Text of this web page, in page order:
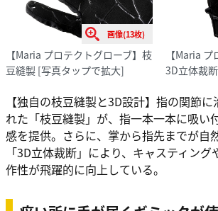
画像(13枚)
【Maria プロテクトグローブ】枝
豆縫製 [写真タップで拡大]
【Maria プ
3D立体裁断
【独自の枝豆縫製と3D設計】指の関節
れた「枝豆縫製」が、指一本一本に吸い
感を提供。さらに、掌から指先までが自
「3D立体裁断」により、キャスティン
作性が飛躍的に向上している。